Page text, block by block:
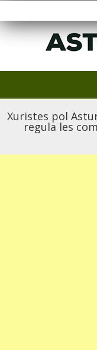
Xuristes pol
regula les